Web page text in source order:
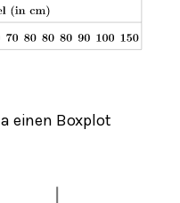
einen Boxplot